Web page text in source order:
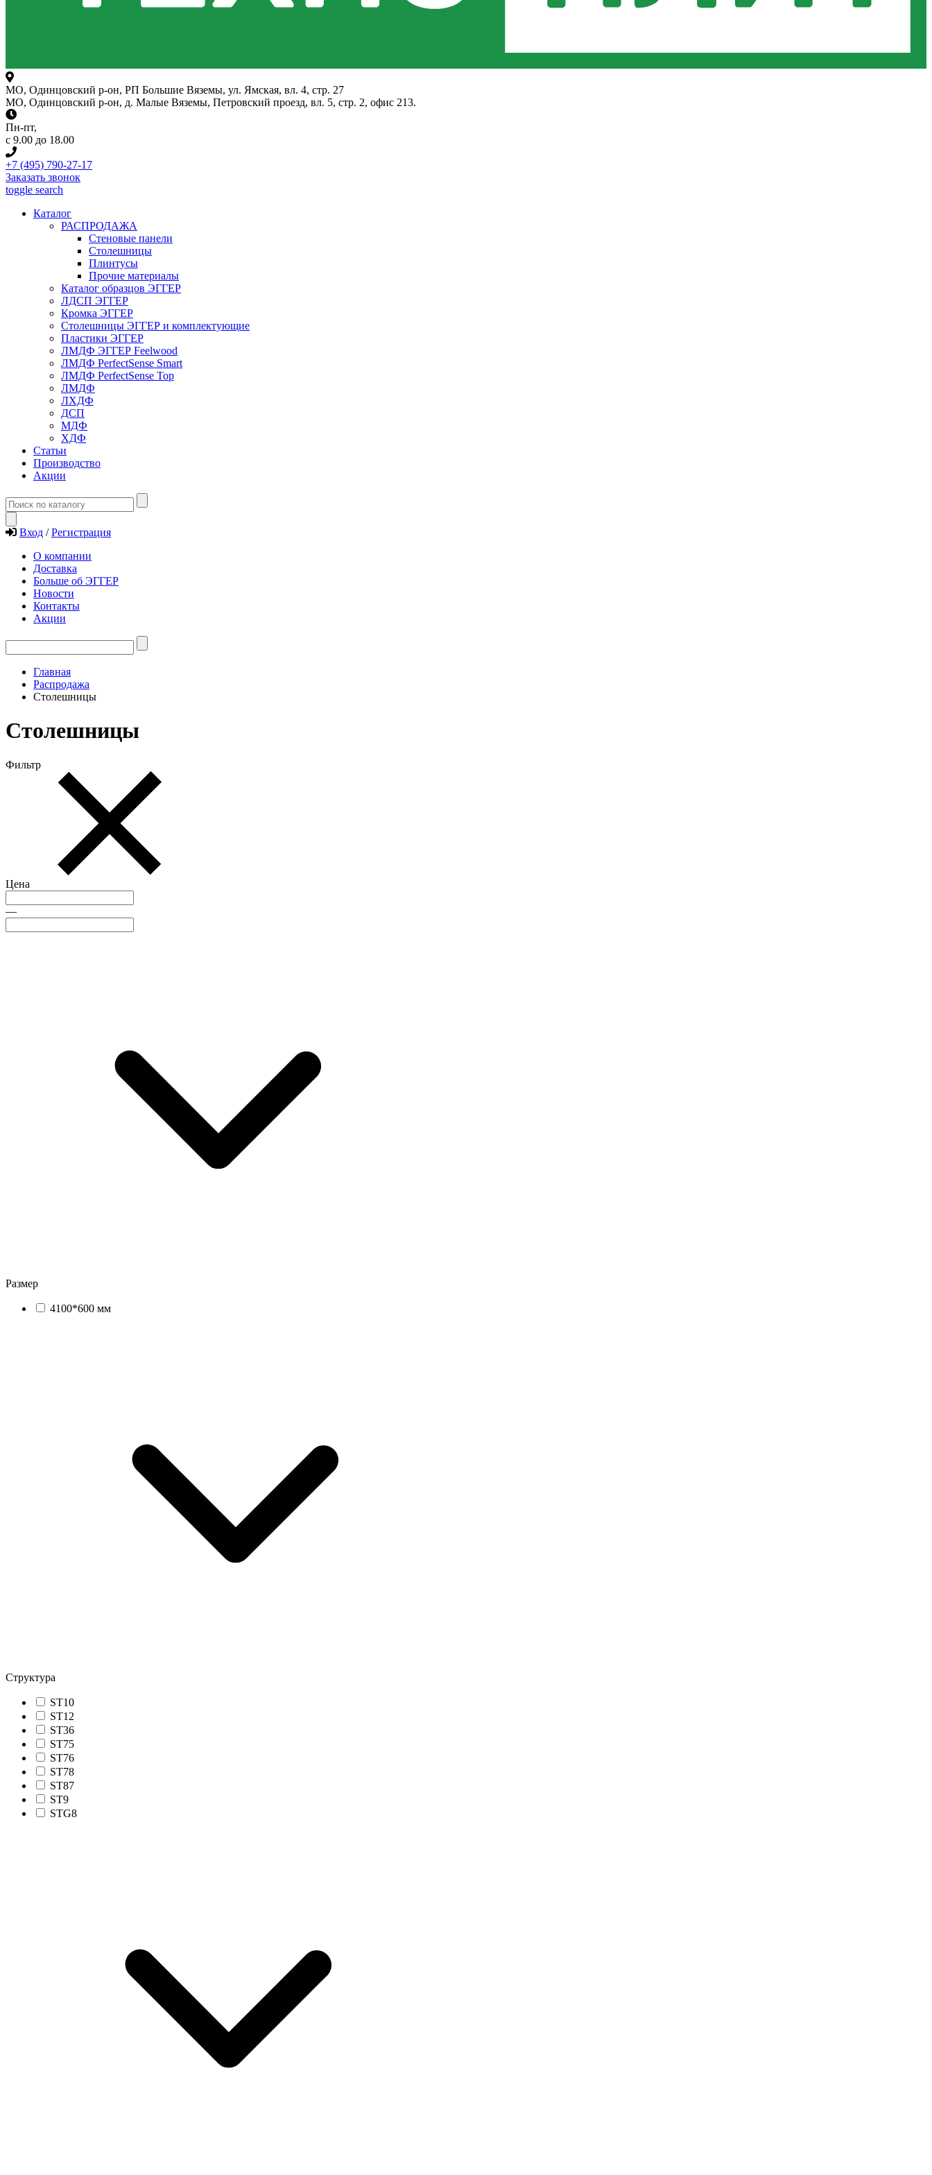
МО, Одинцовский р-он, РП Большие Вяземы, ул. Ямская, вл. 4, стр. 27
МО, Одинцовский р-он, д. Малые Вяземы, Петровский проезд, вл. 5, стр. 2, офис 213.
Пн-пт,
с 9.00 до 18.00
+7 (495) 790-27-17
Заказать звонок
toggle search
Каталог
РАСПРОДАЖА
Стеновые панели
Столешницы
Плинтусы
Прочие материалы
Каталог образцов ЭГГЕР
ЛДСП ЭГГЕР
Кромка ЭГГЕР
Столешницы ЭГГЕР и комплектующие
Пластики ЭГГЕР
ЛМДФ ЭГГЕР Feelwood
ЛМДФ PerfectSense Smart
ЛМДФ PerfectSense Top
ЛМДФ
ЛХДФ
ДСП
МДФ
ХДФ
Статьи
Производство
Акции
Вход / Регистрация
О компании
Доставка
Больше об ЭГГЕР
Новости
Контакты
Акции
Главная
Распродажа
Столешницы
Столешницы
Фильтр
Цена
—
Размер
4100*600 мм
Структура
ST10
ST12
ST36
ST75
ST76
ST78
ST87
ST9
STG8